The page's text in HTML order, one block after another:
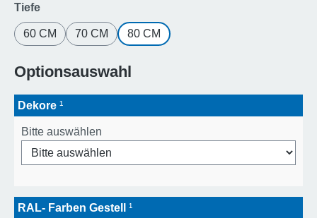
Tiefeauswählen
60 CM 70 CM 80 CM
Optionsauswahl
Dekore ¹
Bitte auswählen
RAL- Farben Gestell ¹